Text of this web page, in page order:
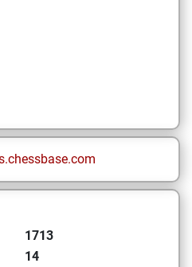
1713
14